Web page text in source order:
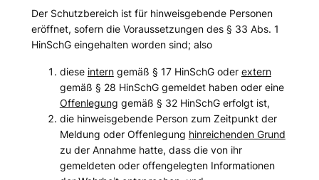
Der Schutzbereich ist für hinweisgebende Personen
eröffnet, sofern die Voraussetzungen des § 33 Abs. 1
HinSchG eingehalten worden sind; also
diese interngemäß § 17 HinSchG oder extern
gemäß § 28 HinSchG gemeldet haben oder eine
Offenlegung gemäß § 32 HinSchG erfolgt ist,
die hinweisgebende Person zum Zeitpunkt der
Meldung oder Offenlegung hinreichenden Grund
zu der Annahme hatte, dass die von ihr
gemeldeten oder offengelegten Informationen